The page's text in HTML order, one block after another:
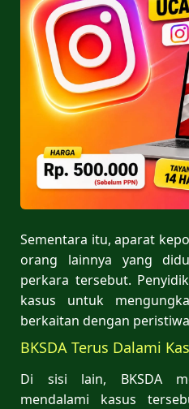
Sementara itu, aparat
orang lainnya yang
perkara tersebut.
kasus untuk
berkaitan dengan
BKSDA Terus Dalami
Di sisi lain, BKSDA
mendalami kasus